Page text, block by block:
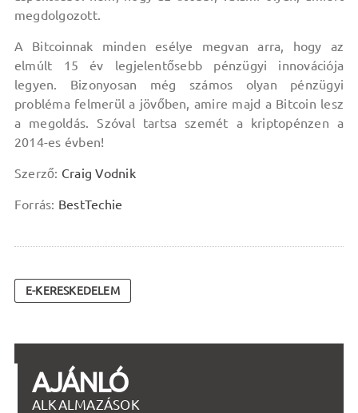
megdolgozott.
A Bitcoinnak minden esélye megvan arra, hogy az
elmúlt 15 év legjelentősebb pénzügyi innovációja
legyen. Bizonyosan még számos olyan pénzügyi
probléma felmerül a jövőben, amire majd a Bitcoin lesz
a megoldás. Szóval tartsa szemét a kriptopénzen a
2014-es évben!
Szerző: Craig Vodnik
Forrás: BestTechie
E-KERESKEDELEM
AJÁNLÓ
ALKALMAZÁSOK